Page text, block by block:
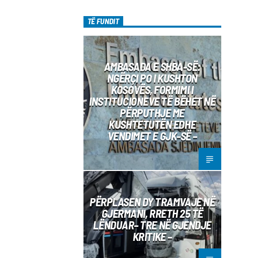
Luljeta Beqiri Kontakti: Viber: +383 45
471 848 SMS: Dërgo Mesazh
TË FUNDIT
AMBASADA E SHBA-SË:
NGËRÇI PO I KUSHTON
KOSOVËS, FORMIMI I
INSTITUCIONEVE TË BËHET NË
PËRPUTHJE ME
KUSHTETUTËN EDHE
VENDIMET E GJK-SË –
PËRPLASEN DY TRAMVAJE NË
GJERMANI, RRETH 25 TË
LËNDUAR– TRE NË GJENDJE
KRITIKE –